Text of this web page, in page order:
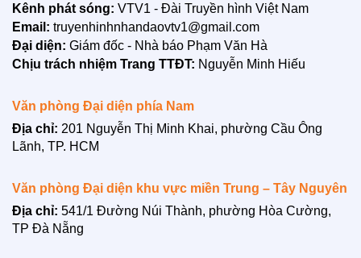
Kênh phát sóng: VTV1 - Đài Truyền hình Việt Nam
Email: truyenhinhnhandaovtv1@gmail.com
Đại diện: Giám đốc - Nhà báo Phạm Văn Hà
Chịu trách nhiệm Trang TTĐT: Nguyễn Minh Hiếu
Văn phòng Đại diện phía Nam
Địa chỉ: 201 Nguyễn Thị Minh Khai, phường Cầu Ông
Lãnh, TP. HCM
Văn phòng Đại diện khu vực miền Trung – Tây Nguyên
Địa chỉ: 541/1 Đường Núi Thành, phường Hòa Cường,
TP Đà Nẵng